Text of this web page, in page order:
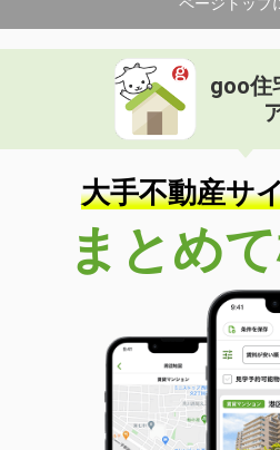
goo住
大手不動産サ
まとめ